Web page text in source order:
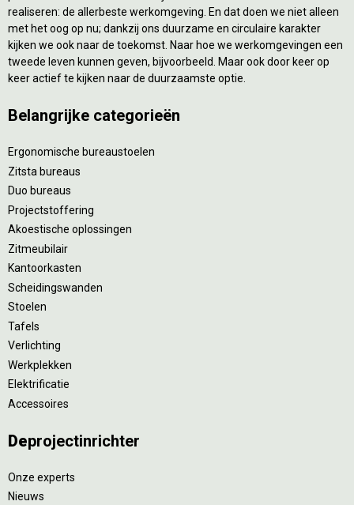
realiseren: de allerbeste werkomgeving. En dat doen we niet alleen
met het oog op nu; dankzij ons duurzame en circulaire karakter
kijken we ook naar de toekomst. Naar hoe we werkomgevingen een
tweede leven kunnen geven, bijvoorbeeld. Maar ook door keer op
keer actief te kijken naar de duurzaamste optie.
Belangrijke categorieën
Ergonomische bureaustoelen
Zitsta bureaus
Duo bureaus
Projectstoffering
Akoestische oplossingen
Zitmeubilair
Kantoorkasten
Scheidingswanden
Stoelen
Tafels
Verlichting
Werkplekken
Elektrificatie
Accessoires
Deprojectinrichter
Onze experts
Nieuws